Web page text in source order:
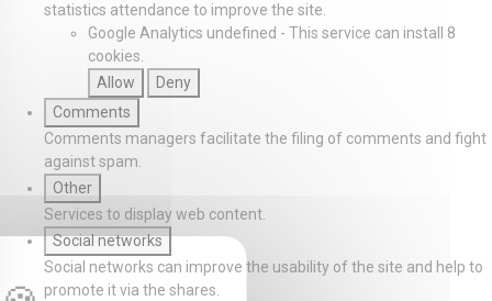
statistics attendance to improve the site.
Google Analytics undefined - This service can install 8
cookies.
Allow
Deny
Comments
Comments managers facilitate the filing of comments and fight
against spam.
Other
Services to display web content.
Social networks
Social networks can improve the usability of the site and help to
promote it via the shares.